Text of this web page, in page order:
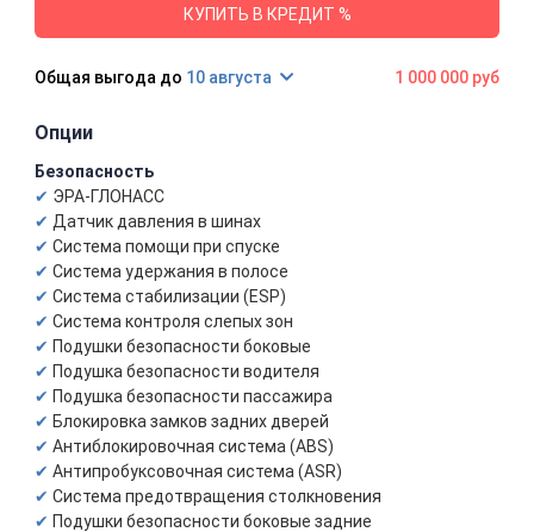
КУПИТЬ В КРЕДИТ %
10 августа 1 000 000 руб
Опции
Безопасность
ЭРА-ГЛОНАСС
Датчик давления в шинах
Система помощи при спуске
Система удержания в полосе
Система стабилизации (ESP)
Система контроля слепых зон
Подушки безопасности боковые
Подушка безопасности водителя
Подушка безопасности пассажира
Блокировка замков задних дверей
Антиблокировочная система (ABS)
Антипробуксовочная система (ASR)
Система предотвращения столкновения
Подушки безопасности боковые задние